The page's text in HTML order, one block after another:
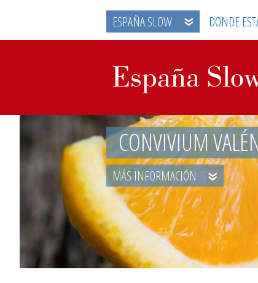
ESPAÑA SLOW DONDE
CONVIVIUM
MÁS INFORMACIÓN